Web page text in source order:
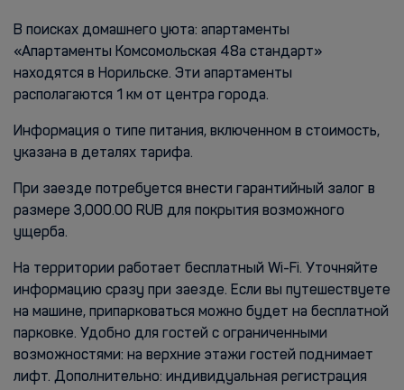
В поисках домашнего уюта: апартаменты
«Апартаменты Комсомольская 48а стандарт»
находятся в Норильске. Эти апартаменты
располагаются 1 км от центра города.
Информация о типе питания, включенном в стоимость,
указана в деталях тарифа.
При заезде потребуется внести гарантийный залог в
размере 3,000.00 RUB для покрытия возможного
ущерба.
На территории работает бесплатный Wi-Fi. Уточняйте
информацию сразу при заезде. Если вы путешествуете
на машине, припарковаться можно будет на бесплатной
парковке. Удобно для гостей с ограниченными
возможностями: на верхние этажи гостей поднимает
лифт. Дополнительно: индивидуальная регистрация